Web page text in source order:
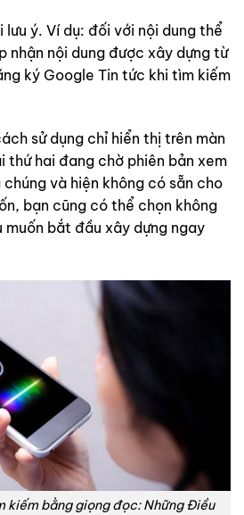
ý. Ví dụ: đối với nội dung thể
nhận nội dung được xây dựng từ
ký Google Tin tức khi tìm kiếm
sử dụng chỉ hiển thị trên màn
thứ hai đang chờ phiên bản xem
và hiện không có sẵn cho
bạn cũng có thể chọn không
muốn bắt đầu xây dựng ngay
kiếm bằng giọng đọc: Những Điều